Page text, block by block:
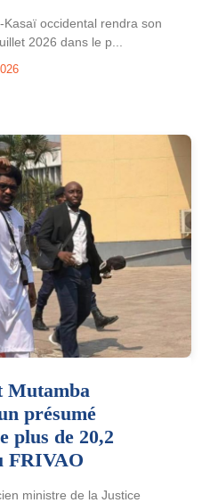
occidental rendra son
2026 dans le p...
Mutamba
présumé
plus de 20,2
FRIVAO
ministre de la Justice